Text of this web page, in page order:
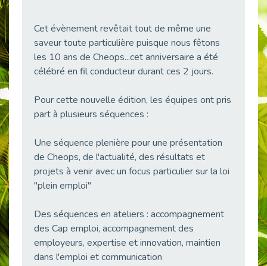
Publié le 04/05/2026
L'alternance : un tremplin vers l'emploi aussi pour les personnes en situation de handicap
Publié le 01/05/2026
Témoignage : Le parcours de Marc, 44 ans
Optimiser son CV lorsqu’on est en situation de handicap
Publié le 29/04/2026
28 avril : Agir ensemble pour une culture de prévention au travail
Publié le 27/04/2026
Mobilisation pour l’alternance et le handicap
Publié le 24/04/2026
Handicap moteur et emploi : réussir ses recrutements vidéo
Publié le 23/04/2026
Cet évènement revêtait tout de même une
saveur toute particulière puisque nous fêtons
les 10 ans de Cheops...cet anniversaire a été
célébré en fil conducteur durant ces 2 jours.
Pour cette nouvelle édition, les équipes ont pris
part à plusieurs séquences :
Une séquence plenière pour une présentation
de Cheops, de l'actualité, des résultats et
projets à venir avec un focus particulier sur la loi
"plein emploi"
Des séquences en ateliers : accompagnement
des Cap emploi, accompagnement des
employeurs, expertise et innovation, maintien
dans l'emploi et communication